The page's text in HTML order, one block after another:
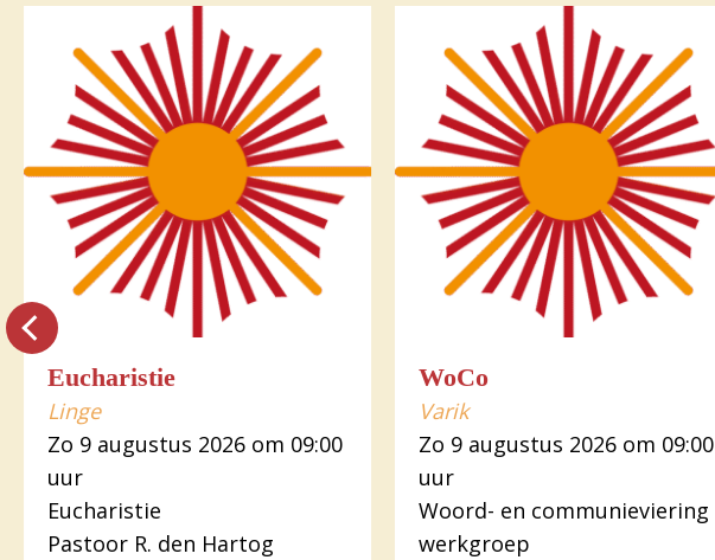
Eucharistie
Linge
Zo 9 augustus 2026 om 09:00
uur
Eucharistie
Pastoor R. den Hartog
WoCo
Varik
Zo 9 augustus 2026 om 09:00
uur
Woord- en communieviering
werkgroep